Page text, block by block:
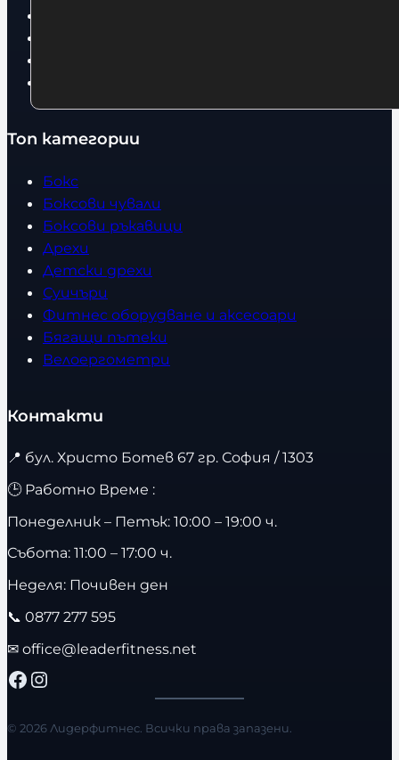
Топ категории
Бокс
Боксови чували
Боксови ръкавици
Дрехи
Детски дрехи
Суичъри
Фитнес оборудване и аксесоари
Бягащи пътеки
Велоергометри
Контакти
📍 бул. Христо Ботев 67 гр. София / 1303
🕒 Работно Време :
Понеделник – Петък: 10:00 – 19:00 ч.
Събота: 11:00 – 17:00 ч.
Неделя: Почивен ден
📞 0877 277 595
✉ office@leaderfitness.net
Facebook Instagram
© 2026 Лидерфитнес. Всички права запазени.